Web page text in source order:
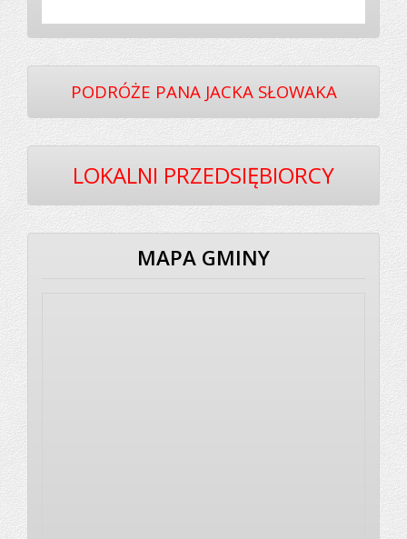
PODRÓŻE PANA JACKA SŁOWAKA
LOKALNI PRZEDSIĘBIORCY
MAPA GMINY